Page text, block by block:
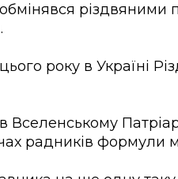
різдвяними
року в Україні
Вселенському
радників формули